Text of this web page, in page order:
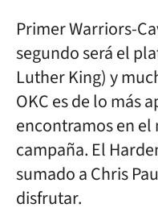
Primer Warriors-
segundo será el
Luther King) y
OKC es de lo más
encontramos en el
campaña. El
sumado a Chris
disfrutar.